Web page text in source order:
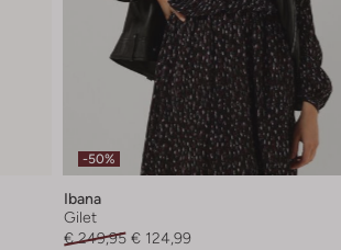
-50%
Ibana
Gilet
€ 249,95 € 124,99